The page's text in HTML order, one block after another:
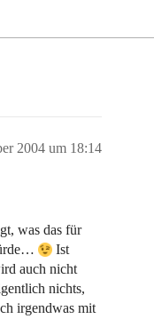
2004 um 18:14
was das für
Ist
auch nicht
nichts,
irgendwas mit